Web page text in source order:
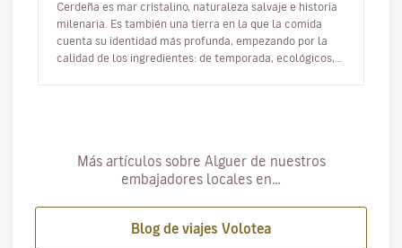
Cerdeña es mar cristalino, naturaleza salvaje e historia
milenaria. Es también una tierra en la que la comida
cuenta su identidad más profunda, empezando por la
calidad de los ingredientes: de temporada, ecológicos,
Más artículos sobre Alguer de nuestros
embajadores locales en…
Blog de viajes Volotea